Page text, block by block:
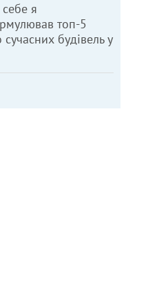
я
топ-5
будівель у